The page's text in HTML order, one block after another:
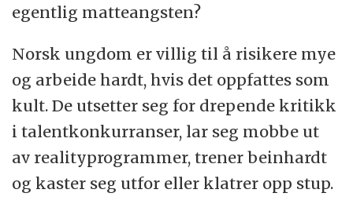
egentlig matteangsten?
Norsk ungdom er villig til å risikere mye
og arbeide hardt, hvis det oppfattes som
kult. De utsetter seg for drepende kritikk
i talentkonkurranser, lar seg mobbe ut
av realityprogrammer, trener beinhardt
og kaster seg utfor eller klatrer opp stup.